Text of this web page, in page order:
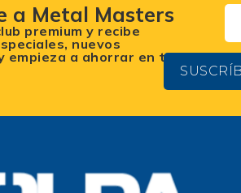
experta para elegir el
que tus proyectos requieren,
el acceso a consumibles
que tu equipo nunca se detenga.
tu producción? Explora
en equipos de corte y
a Metal Masters
premium y recibe
nuevos
empieza a ahorrar en tu